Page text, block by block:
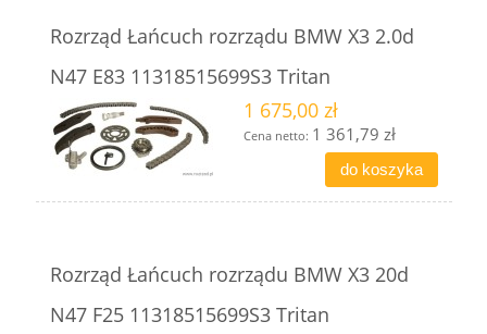
Rozrząd Łańcuch rozrządu BMW X3 2.0d
N47 E83 11318515699S3 Tritan
1 675,00 zł
Cena netto: 1 361,79 zł
do koszyka
Rozrząd Łańcuch rozrządu BMW X3 20d
N47 F25 11318515699S3 Tritan